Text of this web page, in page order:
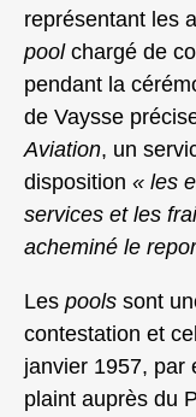
représentant les
poolchargé de
pendant la
de Vaysse
Aviation, un
disposition « les
services et les
acheminé le
Les pools sont
contestation et
janvier 1957, par
plaint auprès du